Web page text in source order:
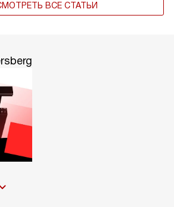
ВСЕ СТАТЬИ